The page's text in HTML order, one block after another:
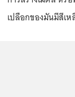
เปลือกของมันมีสีเห